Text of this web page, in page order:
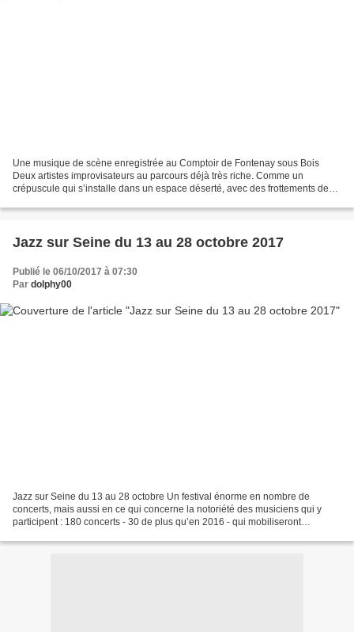
Une musique de scène enregistrée au Comptoir de Fontenay sous Bois
Deux artistes improvisateurs au parcours déjà très riche. Comme un
crépuscule qui s’installe dans un espace déserté, avec des frottements de
Jazz sur Seine du 13 au 28 octobre 2017
Publié le 06/10/2017 à 07:30
Par dolphy00
Jazz sur Seine du 13 au 28 octobre Un festival énorme en nombre de
concerts, mais aussi en ce qui concerne la notoriété des musiciens qui y
participent : 180 concerts - 30 de plus qu’en 2016 - qui mobiliseront